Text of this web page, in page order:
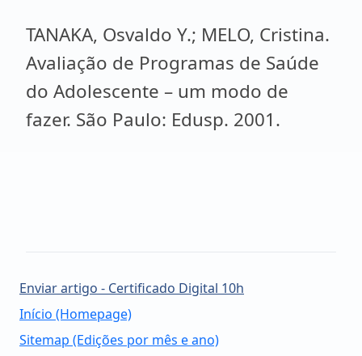
TANAKA, Osvaldo Y.; MELO, Cristina.
Avaliação de Programas de Saúde
do Adolescente – um modo de
fazer. São Paulo: Edusp. 2001.
Enviar artigo - Certificado Digital 10h
Início (Homepage)
Sitemap (Edições por mês e ano)